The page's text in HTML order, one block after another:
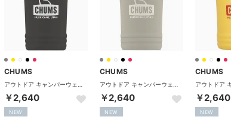
CHUMS
￥2,640
NEW
CHUMS
￥2,640
NEW
CHUMS
￥2,640
NEW